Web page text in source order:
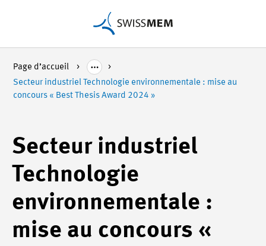
Page d’accueil
Secteur industriel Technologie environnementale : mise au
concours « Best Thesis Award 2024 »
Secteur industriel
Technologie
environnementale :
mise au concours «